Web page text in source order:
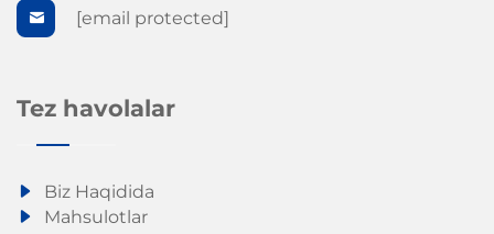
[email protected]
Tez havolalar
Biz Haqidida
Mahsulotlar